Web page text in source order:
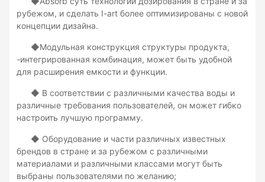
рубежом, и сделать I-art более оптимизированы с новой
концепции дизайна.
◆Модульная конструкция структуры продукта,
-интегрированная комбинация, может быть удобной
для расширения емкости и функции.
◆ В соответствии с различными качества воды и
различные требования пользователей, он может гибко
настроить лучшую программу.
◆ Оборудование и части различных известных
брендов в стране и за рубежом с различными
материалами и различными классами могут быть
выбраны пользователями по желанию;